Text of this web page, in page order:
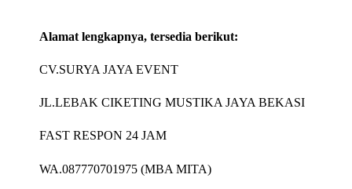
Alamat lengkapnya, tersedia berikut:
CV.SURYA JAYA EVENT
JL.LEBAK CIKETING MUSTIKA JAYA BEKASI
FAST RESPON 24 JAM
WA.087770701975 (MBA MITA)